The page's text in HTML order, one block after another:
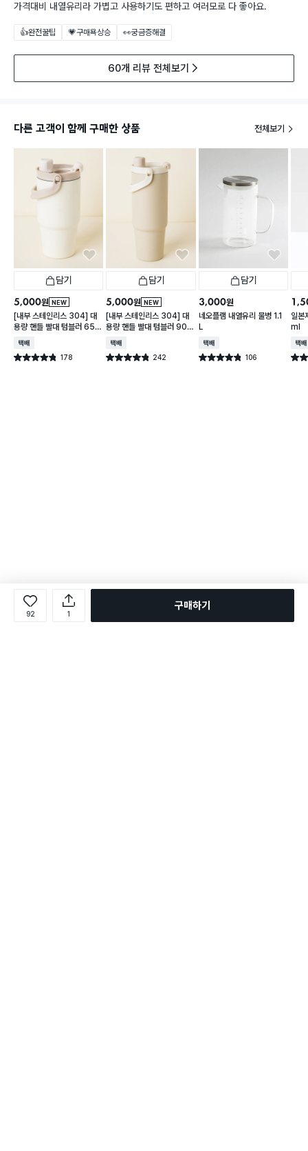
가격대비 내열유리라 가볍고 사용하기도 편하고 여러모로 다 좋아요.
👍완전꿀팁 💗구매욕상승 👀궁금증해결
60개 리뷰 전체보기
다른 고객이 함께 구매한 상품 전체보기
담기
NEW
5,000원
[내부 스테인리스 304] 대
용량 핸들 빨대 텀블러 650
ml
택배배송
별점 4.8점 178
건 작성
담기
NEW
5,000원
[내부 스테인리스 304] 대
용량 핸들 빨대 텀블러 900
ml
택배배송
별점 4.8점 242
건 작성
담기
3,000원
네오플램 내열유리 물병 1.1
L
택배배송
별점 4.8점 106
건 작성
일본
ml
택배
별점
92 1
구매하기